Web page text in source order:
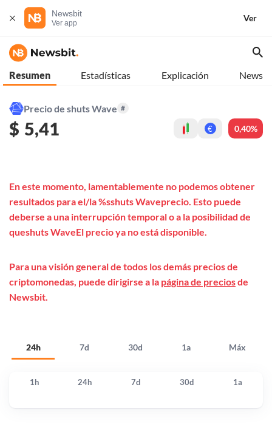
Newsbit
Ver app
Ver
Resumen Estadísticas Explicación News
Precio de shuts Wave #
$ 5,41 € 0,40%
24h 7d 30d 1a Máx
En este momento, lamentablemente no podemos obtener
resultados para el/la %sshuts Waveprecio. Esto puede
deberse a una interrupción temporal o a la posibilidad de
queshuts WaveEl precio ya no está disponible.
Para una visión general de todos los demás precios de
criptomonedas, puede dirigirse a la página de preciosde
Newsbit.
1h 24h 7d 30d 1a